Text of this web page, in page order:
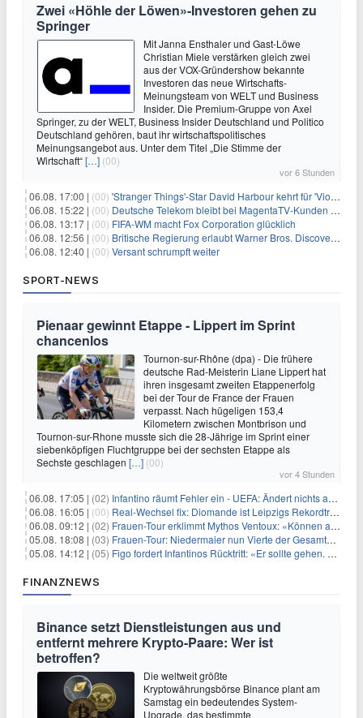
Zwei «Höhle der Löwen»-Investoren gehen zu
Springer
Mit Janna Ensthaler und Gast-Löwe
Christian Miele verstärken gleich zwei
aus der VOX-Gründershow bekannte
Investoren das neue Wirtschafts-
Meinungsteam von WELT und Business
Insider. Die Premium-Gruppe von Axel
Springer, zu der WELT, Business Insider Deutschland und Politico
Deutschland gehören, baut ihr wirtschaftspolitisches
Meinungsangebot aus. Unter dem Titel „Die Stimme der
Wirtschaft“[…] (00)
vor 6 Stunden
06.08. 17:00 | (00) 'Stranger Things'-Star David Harbour kehrt für 'Violent Night 2' zurück – Kristen Bell stößt zur Besetzung
06.08. 15:22 | (00) Deutsche Telekom bleibt bei MagentaTV-Kunden vage
06.08. 13:17 | (00) FIFA-WM macht Fox Corporation glücklich
06.08. 12:56 | (00) Britische Regierung erlaubt Warner Bros. Discovery-Übernahme
06.08. 12:40 | (00) Versant schrumpft weiter
SPORT-NEWS
Pienaar gewinnt Etappe - Lippert im Sprint
chancenlos
Tournon-sur-Rhône (dpa) - Die frühere
deutsche Rad-Meisterin Liane Lippert hat
ihren insgesamt zweiten Etappenerfolg
bei der Tour de France der Frauen
verpasst. Nach hügeligen 153,4
Kilometern zwischen Montbrison und
Tournon-sur-Rhone musste sich die 28-Jährige im Sprint einer
siebenköpfigen Fluchtgruppe bei der sechsten Etappe als
Sechste geschlagen […] (00)
vor 4 Stunden
06.08. 17:05 | (02) Infantino räumt Fehler ein - UEFA: Ändert nichts an Boykott
06.08. 16:05 | (00) Real-Wechsel fix: Diomande ist Leipzigs Rekordtransfer
06.08. 09:12 | (02) Frauen-Tour erklimmt Mythos Ventoux: «Können alles schaffen»
05.08. 18:08 | (03) Frauen-Tour: Niedermaier nun Vierte der Gesamtwertung
05.08. 14:12 | (05) Figo fordert Infantinos Rücktritt: «Er sollte gehen. Jetzt»
FINANZNEWS
Binance setzt Dienstleistungen aus und
entfernt mehrere Krypto-Paare: Wer ist
betroffen?
Die weltweit größte
Kryptowährungsbörse Binance plant am
Samstag ein bedeutendes System-
Upgrade, das bestimmte